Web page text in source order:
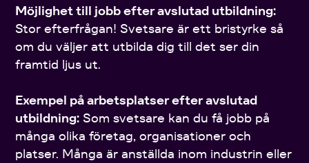
Möjlighet till jobb efter avslutad utbildning:
Stor efterfrågan! Svetsare är ett bristyrke så
om du väljer att utbilda dig till det ser din
framtid ljus ut.
Exempel på arbetsplatser efter avslutad
utbildning: Som svetsare kan du få jobb på
många olika företag, organisationer och
platser. Många är anställda inom industrin eller